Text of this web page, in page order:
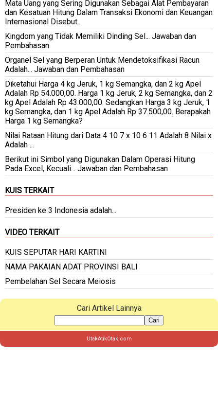
Mata Uang yang Sering Digunakan Sebagai Alat Pembayaran
dan Kesatuan Hitung Dalam Transaksi Ekonomi dan Keuangan
Internasional Disebut...
Kingdom yang Tidak Memiliki Dinding Sel... Jawaban dan
Pembahasan
Organel Sel yang Berperan Untuk Mendetoksifikasi Racun
Adalah... Jawaban dan Pembahasan
Diketahui Harga 4 kg Jeruk, 1 kg Semangka, dan 2 kg Apel
Adalah Rp 54.000,00. Harga 1 kg Jeruk, 2 kg Semangka, dan 2
kg Apel Adalah Rp 43.000,00. Sedangkan Harga 3 kg Jeruk, 1
kg Semangka, dan 1 kg Apel Adalah Rp 37.500,00. Berapakah
Harga 1 kg Semangka?
Nilai Rataan Hitung dari Data 4 10 7 x 10 6 11 Adalah 8 Nilai x
Adalah ...
Berikut ini Simbol yang Digunakan Dalam Operasi Hitung
Pada Excel, Kecuali... Jawaban dan Pembahasan
KUIS TERKAIT
Presiden ke 3 Indonesia adalah...
VIDEO TERKAIT
KUIS SEPUTAR HARI KARTINI
NAMA PAKAIAN ADAT PROVINSI BALI
Pembelahan Sel Secara Meiosis
Cari Artikel Lainnya
Cari
UtakAtikOtak.com